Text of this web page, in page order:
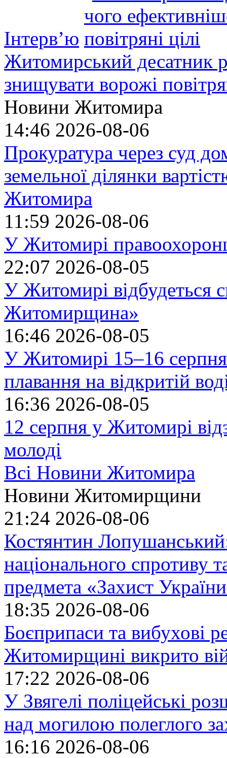
Інтерв’ю
Житомирський десатник
знищувати ворожі
Новини Житомира
14:46 2026-08-06
Прокуратура через суд
земельної ділянки
Житомира
11:59 2026-08-06
У Житомирі
22:07 2026-08-05
У Житомирі відбудеться
Житомирщина»
16:46 2026-08-05
У Житомирі 15–16 серпня
плавання на відкритій
16:36 2026-08-05
12 серпня у Житомирі
молоді
Всі Новини Житомира
Новини Житомирщини
21:24 2026-08-06
Костянтин
національного спротиву
предмета «Захист
18:35 2026-08-06
Боєприпаси та вибухові
Житомирщині викрито
17:22 2026-08-06
У Звягелі поліцейські
над могилою полеглого
16:16 2026-08-06